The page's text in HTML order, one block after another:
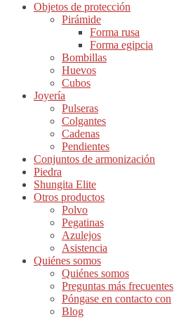
Objetos de protección
Pirámide
Forma rusa
Forma egipcia
Bombillas
Huevos
Cubos
Joyería
Pulseras
Colgantes
Cadenas
Pendientes
Conjuntos de armonización
Piedra
Shungita Elite
Otros productos
Polvo
Pegatinas
Azulejos
Asistencia
Quiénes somos
Quiénes somos
Preguntas más frecuentes
Póngase en contacto con
Blog